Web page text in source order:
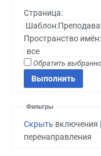
Страница:
Пространство имён:
Обратить
Фильтры
Скрыть включения |
перенаправления